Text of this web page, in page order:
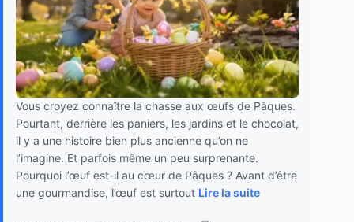
Vous croyez connaître la chasse aux œufs de Pâques.
Pourtant, derrière les paniers, les jardins et le chocolat,
il y a une histoire bien plus ancienne qu’on ne
l’imagine. Et parfois même un peu surprenante.
Pourquoi l’œuf est-il au cœur de Pâques ? Avant d’être
une gourmandise, l’œuf est surtout Lire la suite